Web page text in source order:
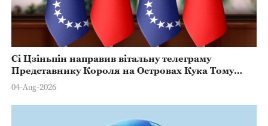
Сі Цзіньпін направив вітальну телеграму
Представнику Короля на Островах Кука Тому
Марстерсу з нагоди Дня Конституції
04-Aug-2026